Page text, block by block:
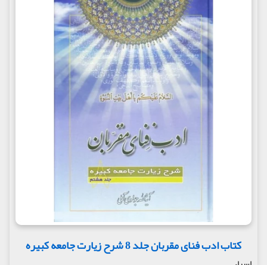
کتاب ادب فنای مقربان جلد 8 شرح زیارت جامعه کبیره